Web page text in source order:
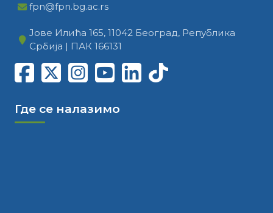
fpn@fpn.bg.ac.rs
Јове Илића 165, 11042 Београд, Република
Србија | ПАК 166131
Где се налазимо